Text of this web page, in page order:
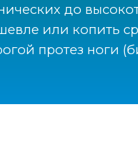
до
или копить
протез ноги